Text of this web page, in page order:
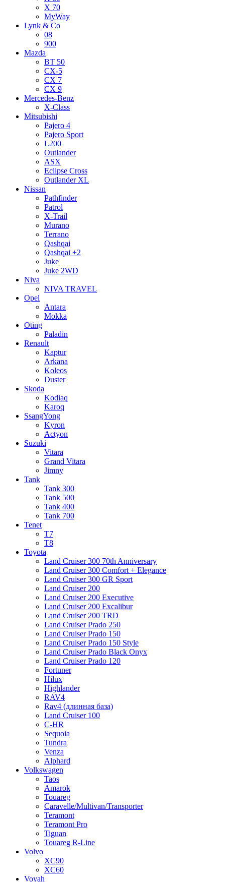
X 70
MyWay
Lynk & Co
08
900
Mazda
BT 50
CX-5
CX 7
CX 9
Mercedes-Benz
X-Class
Mitsubishi
Pajero 4
Pajero Sport
L200
Outlander
ASX
Eclipse Cross
Outlander XL
Nissan
Pathfinder
Patrol
X-Trail
Murano
Terrano
Qashqai
Qashqai +2
Juke
Juke 2WD
Niva
NIVA TRAVEL
Opel
Antara
Mokka
Oting
Paladin
Renault
Kaptur
Arkana
Koleos
Duster
Skoda
Kodiaq
Karoq
SsangYong
Kyron
Actyon
Suzuki
Vitara
Grand Vitara
Jimny
Tank
Tank 300
Tank 500
Tank 400
Tank 700
Tenet
T7
T8
Toyota
Land Cruiser 300 70th Anniversary
Land Cruiser 300 Comfort + Elegance
Land Cruiser 300 GR Sport
Land Cruiser 200
Land Cruiser 200 Executive
Land Cruiser 200 Excalibur
Land Cruiser 200 TRD
Land Cruiser Prado 250
Land Cruiser Prado 150
Land Cruiser Prado 150 Style
Land Cruiser Prado Black Onyx
Land Cruiser Prado 120
Fortuner
Hilux
Highlander
RAV4
Rav4 (длинная база)
Land Cruiser 100
C-HR
Sequoia
Tundra
Venza
Alphard
Volkswagen
Taos
Amarok
Touareg
Caravelle/Multivan/Transporter
Teramont
Teramont Pro
Tiguan
Touareg R-Line
Volvo
XC90
XC60
Voyah